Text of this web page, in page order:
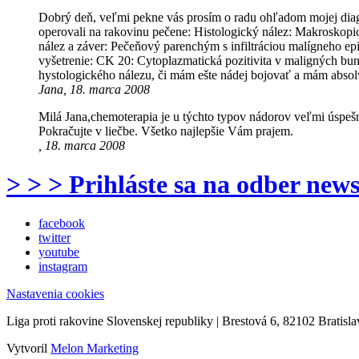
Dobrý deň, veľmi pekne vás prosím o radu ohľadom mojej
operovali na rakovinu pečene: Histologický nález:
nález a záver: Pečeňový parenchým s infiltráciou malígneho
vyšetrenie: CK 20: Cytoplazmatická pozitivita v maligných
hystologického nálezu, či mám ešte nádej bojovať a mám
Jana, 18. marca 2008
Milá Jana,chemoterapia je u týchto typov nádorov veľmi
Pokračujte v liečbe. Všetko najlepšie Vám prajem.
, 18. marca 2008
> > > Prihláste sa na odber
facebook
twitter
youtube
instagram
Nastavenia cookies
Liga proti rakovine Slovenskej republiky | Brestová 6, 82102
Vytvoril Melon Marketing